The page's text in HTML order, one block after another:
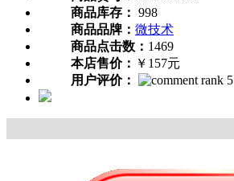
商品库存： 998
商品品牌： 微技术
商品点击数： 1469
本店售价： ￥157元
用户评价：